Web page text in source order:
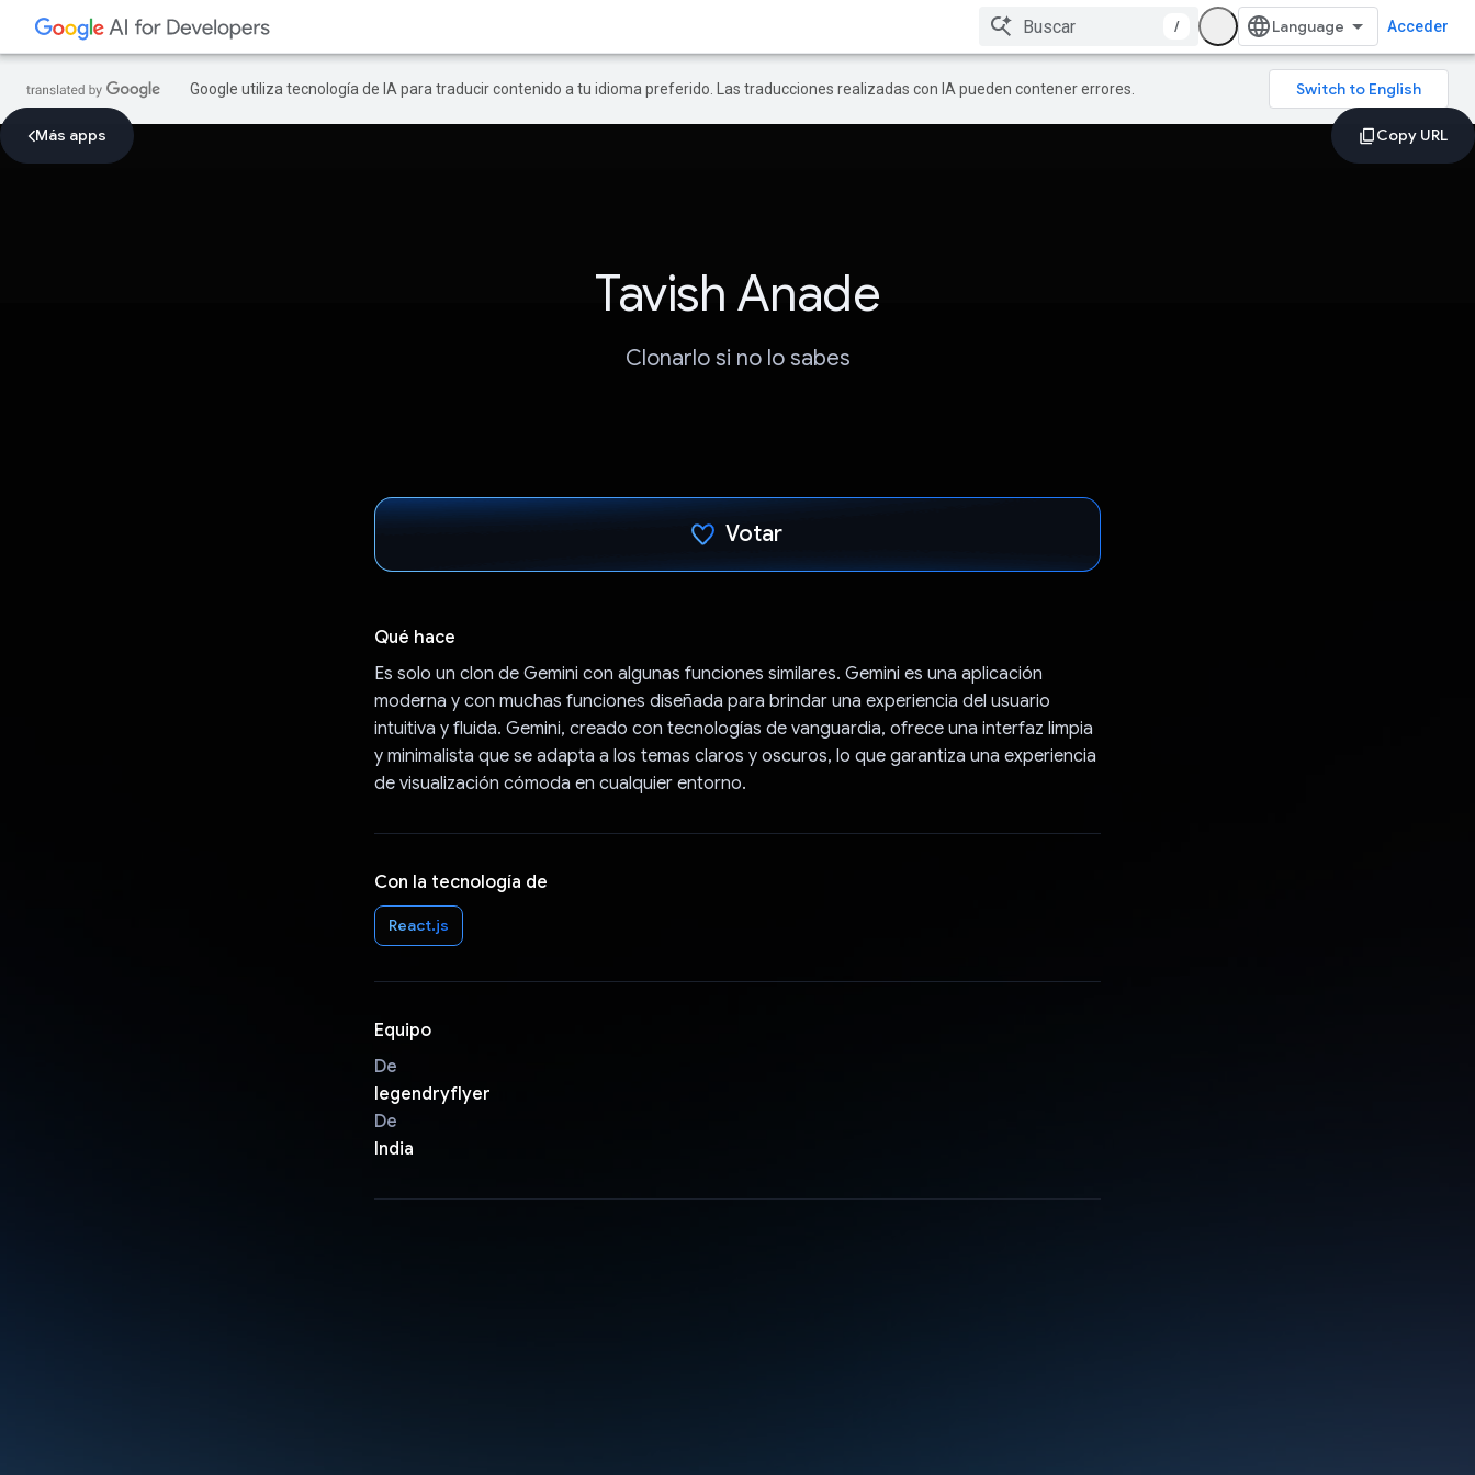
/ Acceder
Google utiliza tecnología de IA para traducir contenido a tu idioma preferido. Las traducciones realizadas con IA pueden contener errores.
Más apps
Tavish Anade
Clonarlo si no lo sabes
Votar
Qué hace
Es solo un clon de Gemini con algunas funciones similares. Gemini es una aplicación
moderna y con muchas funciones diseñada para brindar una experiencia del usuario
intuitiva y fluida. Gemini, creado con tecnologías de vanguardia, ofrece una interfaz limpia
y minimalista que se adapta a los temas claros y oscuros, lo que garantiza una experiencia
de visualización cómoda en cualquier entorno.
Con la tecnología de
React.js
Equipo
De
legendryflyer
De
India